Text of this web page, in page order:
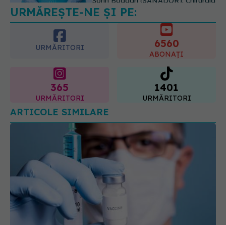
radioterapie externă în cancerul
ginecologic. Dr. Sorin Bogdan
(SANADOR) explică diferența și
cum acționează tratamentul
6560
ABONAȚI
365
URMĂRITORI
1401
URMĂRITORI
ARTICOLE SIMILARE